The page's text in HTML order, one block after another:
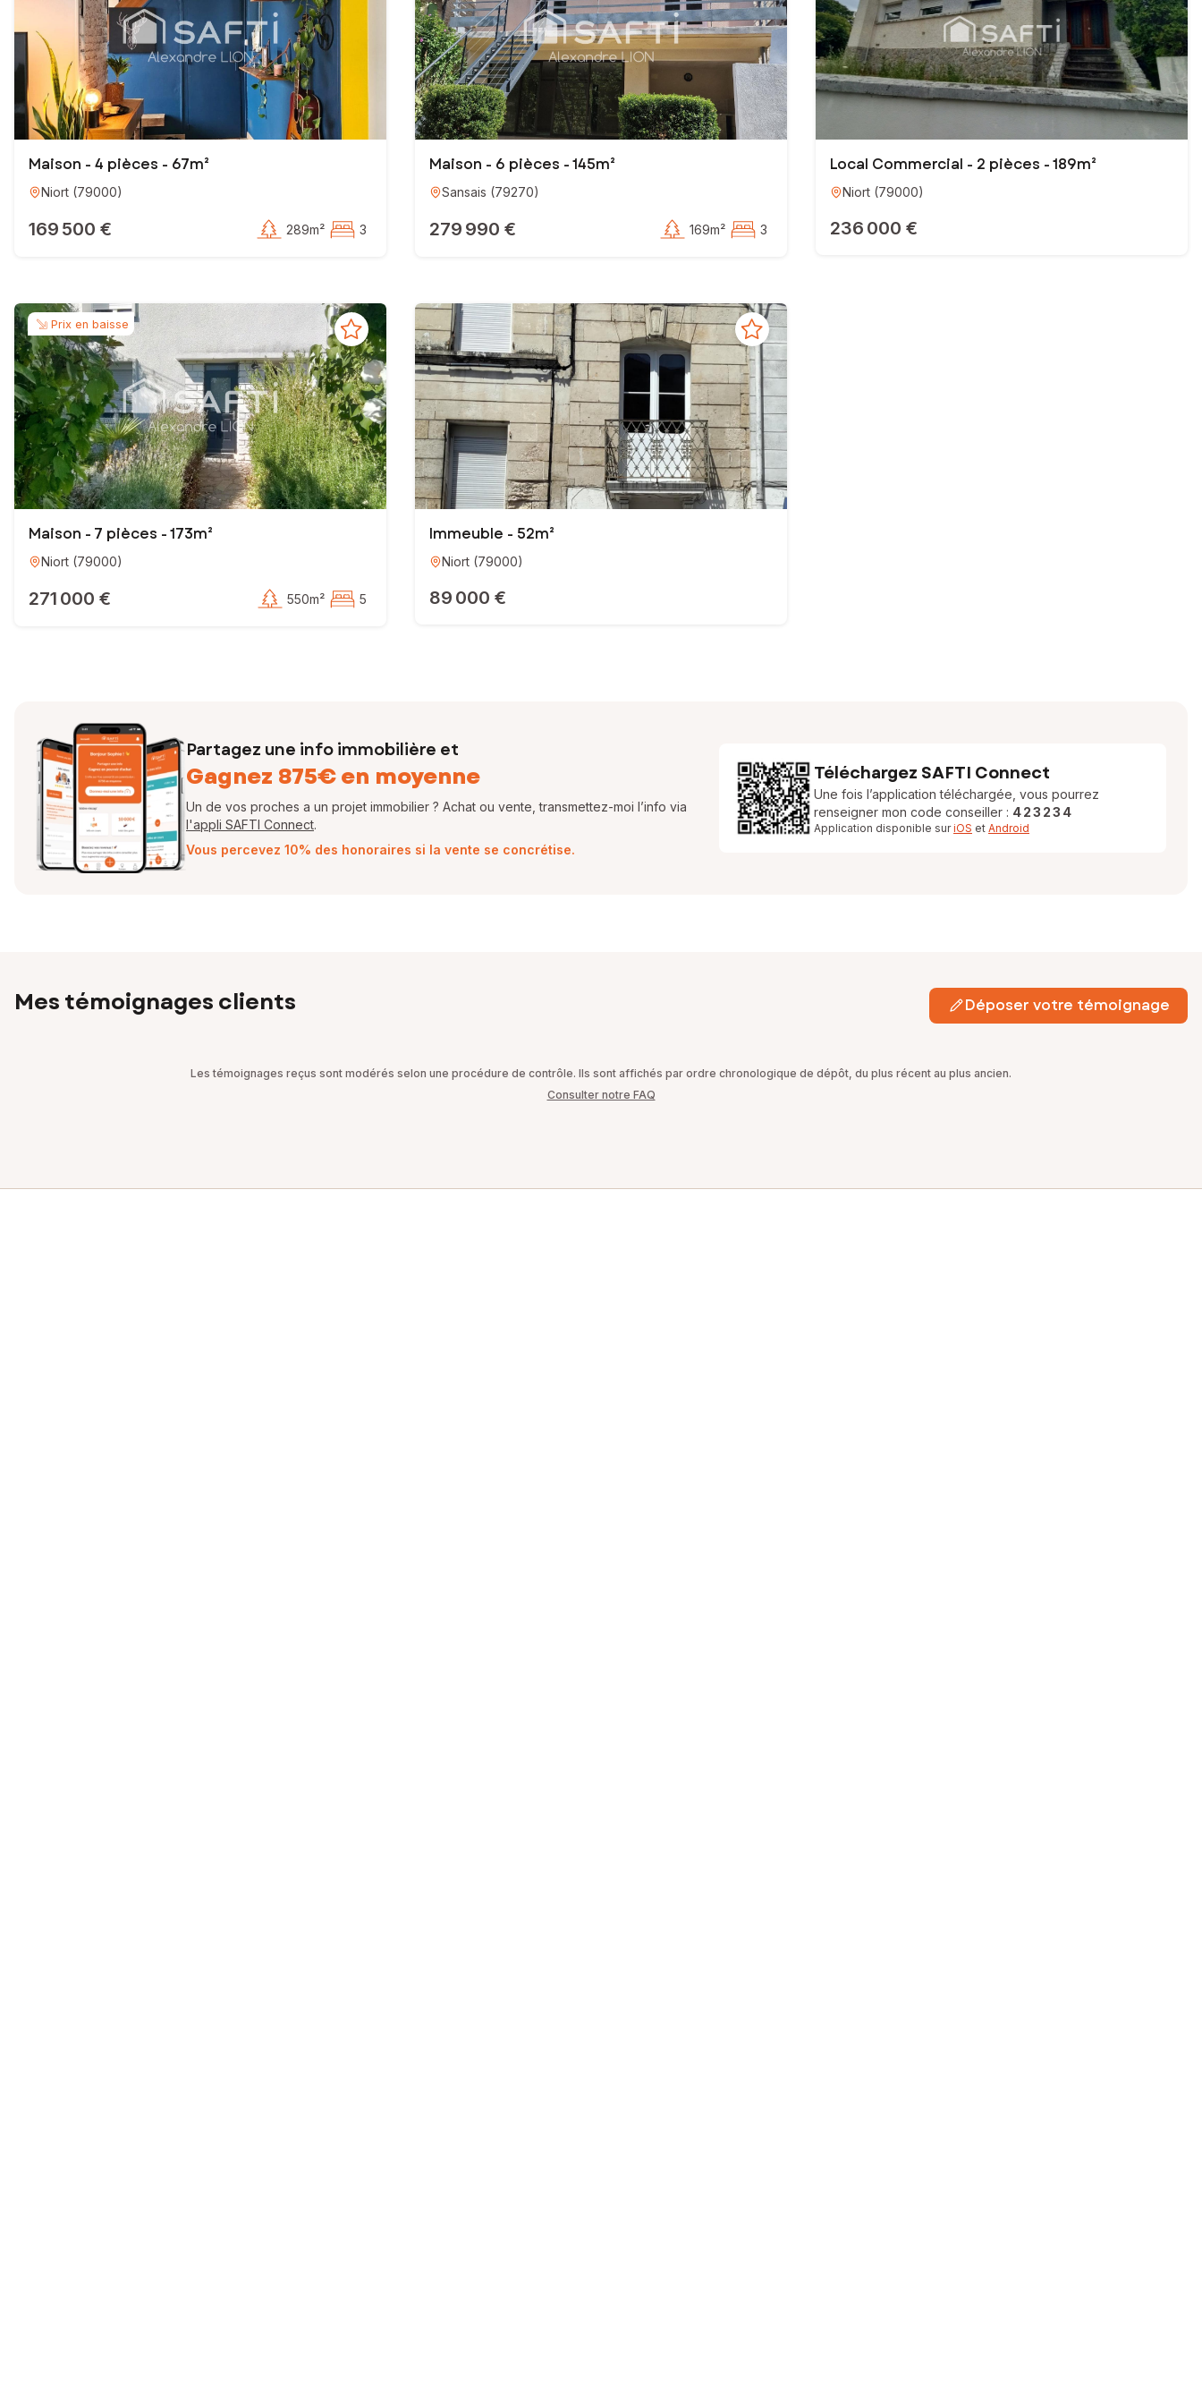
Vous souhaitez, vous aussi, donner un nouvel élan à votre carrière et devenir conseiller ère en immobilier ? Je serais heureux de vous guider dans cette belle aventure ! Fort d’un engagement
sincère et d’un accompagnement sur mesure, je suis prêt à faire de votre projet une réussite, dans un esprit de collaboration et de confiance durable.
Contactez moi dès maintenant au 06 60 23 01 33, et parlons de vos projets ensemble !
Je suis également joignable à l'adresse mail: alexandre.lion@safti.fr
En vous souhaitant une excellente journée et la réussite de vos projets !!!
À très bientôt,
Alexandre Lion
Maison - 4 pièces - 67m²
Niort (79000)
169 500 € 289m² 3
Maison - 6 pièces - 145m²
Sansais (79270)
279 990 € 169m² 3
Local Commercial - 2 pièces - 189m²
Niort (79000)
236 000 €
Prix en baisse
Maison - 7 pièces - 173m²
Niort (79000)
271 000 € 550m² 5
Immeuble - 52m²
Niort (79000)
89 000 €
Partagez une info immobilière et
Gagnez 875€ en moyenne
Un de vos proches a un projet immobilier ? Achat ou vente, transmettez-moi l’info via
l'appli SAFTI Connect.
Vous percevez 10% des honoraires si la vente se concrétise.
Téléchargez SAFTI Connect
Une fois l’application téléchargée, vous pourrez
renseigner mon code conseiller : 423234
Application disponible suriOS et Android
Mes témoignages clients Déposer votre témoignage
Les témoignages reçus sont modérés selon une procédure de contrôle. Ils sont affichés par ordre chronologique de dépôt, du plus récent au plus ancien.
Consulter notre FAQ